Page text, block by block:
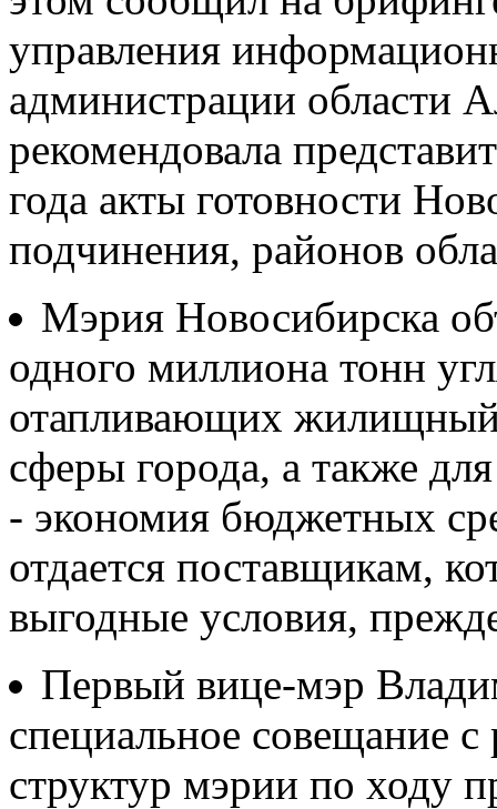
управления
администрации области
рекомендовала
года акты готовности
подчинения, районов
Мэрия Новосибирска
одного миллиона тонн
отапливающих
сферы города, а также
- экономия бюджетных
отдается поставщикам,
выгодные условия,
Первый вице-мэр
специальное совещание
структур мэрии по ходу